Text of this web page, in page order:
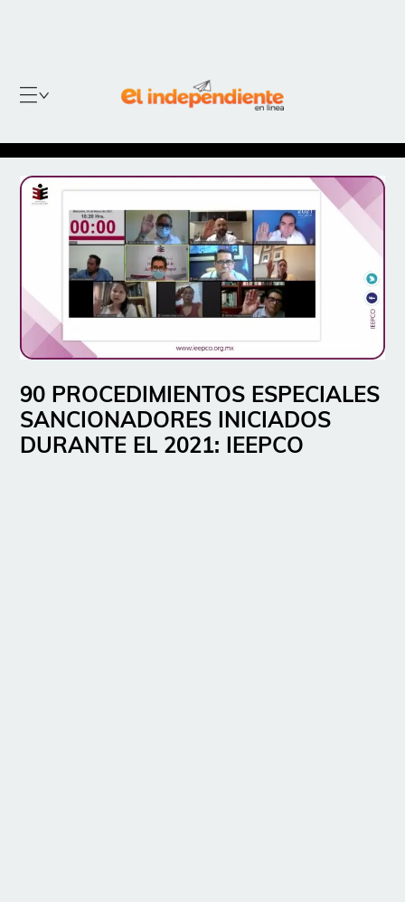
90 PROCEDIMIENTOS ESPECIALES
SANCIONADORES INICIADOS
DURANTE EL 2021: IEEPCO